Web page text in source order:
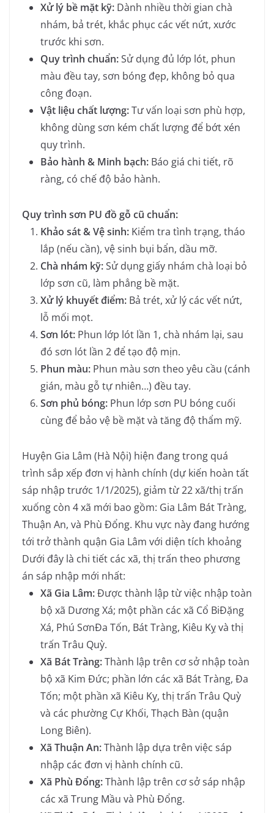
Xử lý bề mặt kỹ: Dành nhiều thời gian chà
nhám, bả trét, khắc phục các vết nứt, xước
trước khi sơn.
Quy trình chuẩn:Sử dụng đủ lớp lót, phun
màu đều tay, sơn bóng đẹp, không bỏ qua
công đoạn.
Vật liệu chất lượng:Tư vấn loại sơn phù hợp,
không dùng sơn kém chất lượng để bớt xén
quy trình.
Bảo hành & Minh bạch: Báo giá chi tiết, rõ
ràng, có chế độ bảo hành.
Quy trình sơn PU đồ gỗ cũ chuẩn:
Khảo sát & Vệ sinh: Kiểm tra tình trạng, tháo
lắp (nếu cần), vệ sinh bụi bẩn, dầu mỡ.
Chà nhám kỹ:Sử dụng giấy nhám chà loại bỏ
lớp sơn cũ, làm phẳng bề mặt.
Xử lý khuyết điểm: Bả trét, xử lý các vết nứt,
lỗ mối mọt.
Sơn lót: Phun lớp lót lần 1, chà nhám lại, sau
đó sơn lót lần 2 để tạo độ mịn.
Phun màu: Phun màu sơn theo yêu cầu (cánh
gián, màu gỗ tự nhiên…) đều tay.
Sơn phủ bóng: Phun lớp sơn PU bóng cuối
cùng để bảo vệ bề mặt và tăng độ thẩm mỹ.
Huyện Gia Lâm (Hà Nội) hiện đang trong quá
trình sắp xếp đơn vị hành chính (dự kiến hoàn tất
sáp nhập trước 1/1/2025), giảm từ 22 xã/thị trấn
xuống còn 4 xã mới bao gồm: Gia Lâm Bát Tràng,
Thuận An, và Phù Đổng. Khu vực này đang hướng
tới trở thành quận Gia Lâm với diện tích khoảng
Dưới đây là chi tiết các xã, thị trấn theo phương
án sáp nhập mới nhất:
Xã Gia Lâm:Được thành lập từ việc nhập toàn
bộ xã Dương Xá; một phần các xã Cổ BiĐặng
Xá, Phú SơnĐa Tốn, Bát Tràng, Kiêu Kỵ và thị
trấn Trâu Quỳ.
Xã Bát Tràng:Thành lập trên cơ sở nhập toàn
bộ xã Kim Đức; phần lớn các xã Bát Tràng, Đa
Tốn; một phần xã Kiêu Kỵ, thị trấn Trâu Quỳ
và các phường Cự Khối, Thạch Bàn (quận
Long Biên).
Xã Thuận An:Thành lập dựa trên việc sáp
nhập các đơn vị hành chính cũ.
Xã Phù Đổng:Thành lập trên cơ sở sáp nhập
các xã Trung Mầu và Phù Đổng.